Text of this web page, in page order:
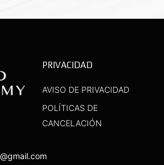
PRIVACIDAD
AVISO DE PRIVACIDAD
POLÍTICAS DE
CANCELACIÓN